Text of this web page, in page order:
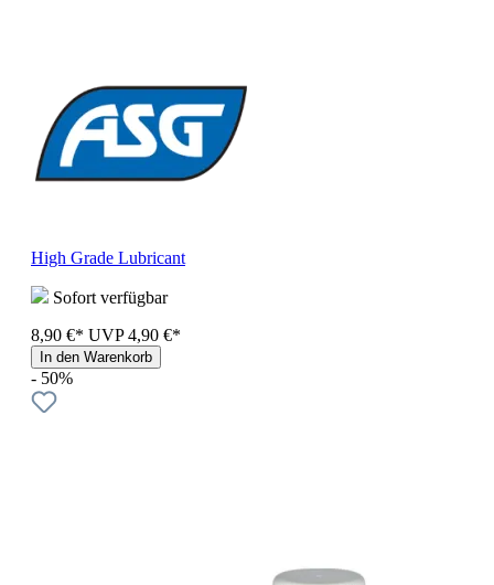
High Grade Lubricant
Sofort verfügbar
8,90 €* UVP 4,90 €*
In den Warenkorb
- 50%